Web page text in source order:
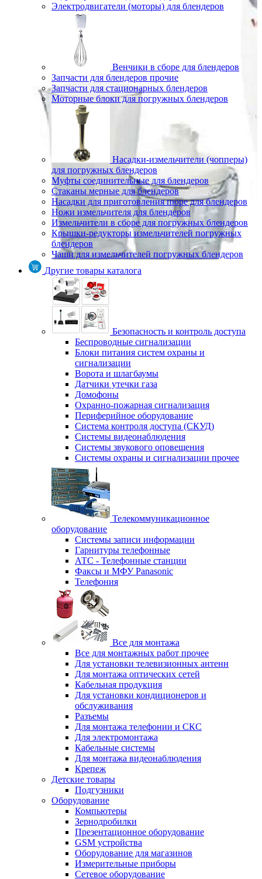
Электродвигатели (моторы) для блендеров
Венчики в сборе для блендеров
Запчасти для блендеров прочие
Запчасти для стационарных блендеров
Моторные блоки для погружных блендеров
Насадки-измельчители (чопперы)
для погружных блендеров
Муфты соединительные для блендеров
Стаканы мерные для блендеров
Насадки для приготовления пюре для блендеров
Ножи измельчителя для блендеров
Измельчители в сборе для погружных блендеров
Крышки-редукторы измельчителей погружных
блендеров
Чаши для измельчителей погружных блендеров
Другие товары каталога
Безопасность и контроль доступа
Беспроводные сигнализации
Блоки питания систем охраны и
сигнализации
Ворота и шлагбаумы
Датчики утечки газа
Домофоны
Охранно-пожарная сигнализация
Периферийное оборудование
Система контроля доступа (СКУД)
Системы видеонаблюдения
Системы звукового оповещения
Системы охраны и сигнализации прочее
Телекоммуникационное
оборудование
Системы записи информации
Гарнитуры телефонные
АТС - Телефонные станции
Факсы и МФУ Panasonic
Телефония
Все для монтажа
Все для монтажных работ прочее
Для установки телевизионных антенн
Для монтажа оптических сетей
Кабельная продукция
Для установки кондиционеров и
обслуживания
Разъемы
Для монтажа телефонии и СКС
Для электромонтажа
Кабельные системы
Для монтажа видеонаблюдения
Крепеж
Детские товары
Подгузники
Оборудование
Компьютеры
Зернодробилки
Презентационное оборудование
GSM устройства
Оборудование для магазинов
Измерительные приборы
Сетевое оборудование